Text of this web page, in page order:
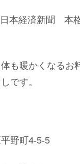
日本経済新聞 本
も暖かくなるお
です。
野町4-5-5